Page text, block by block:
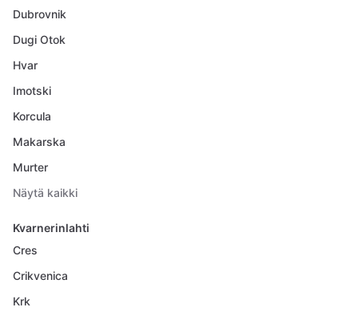
Dubrovnik
Dugi Otok
Hvar
Imotski
Korcula
Makarska
Murter
Näytä kaikki
Kvarnerinlahti
Cres
Crikvenica
Krk